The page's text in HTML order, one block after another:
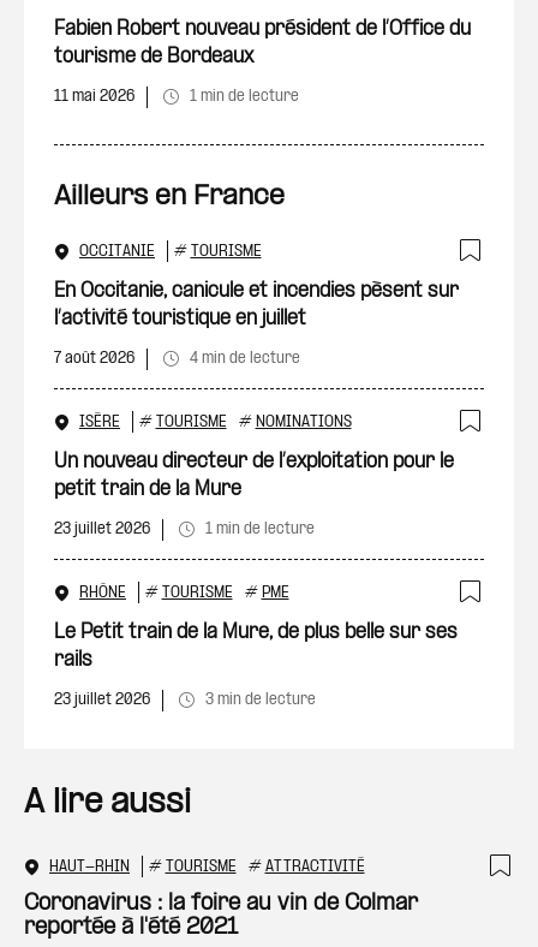
Fabien Robert nouveau président de l’Office du
tourisme de Bordeaux
11 mai 2026 1 min de lecture
Ailleurs en France
OCCITANIE # TOURISME
En Occitanie, canicule et incendies pèsent sur
l’activité touristique en juillet
7 août 2026 4 min de lecture
ISÈRE # TOURISME # NOMINATIONS
Un nouveau directeur de l’exploitation pour le
petit train de la Mure
23 juillet 2026 1 min de lecture
RHÔNE # TOURISME # PME
Le Petit train de la Mure, de plus belle sur ses
rails
23 juillet 2026 3 min de lecture
A lire aussi
HAUT-RHIN # TOURISME # ATTRACTIVITÉ
Coronavirus : la foire au vin de Colmar
reportée à l'été 2021